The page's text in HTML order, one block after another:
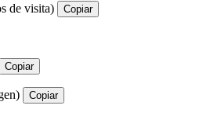
de visita) Copiar
Copiar
Copiar